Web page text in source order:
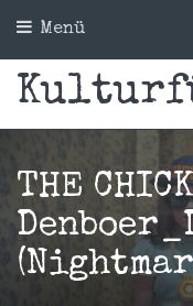
Menü
THE